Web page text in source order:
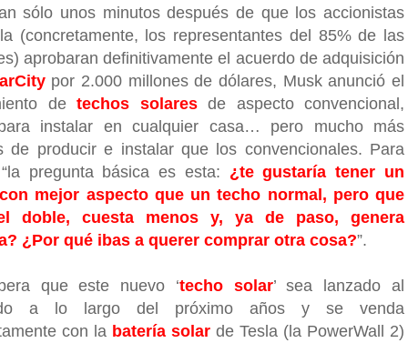
sólo unos minutos después de que los accionistas
(concretamente, los representantes del 85% de las
aprobaran definitivamente el acuerdo de adquisición
por 2.000 millones de dólares, Musk anunció el
de techos solaresde aspecto convencional,
instalar en cualquier casa… pero mucho más
de producir e instalar que los convencionales. Para
pregunta básica es esta: ¿te gustaría tener un
mejor aspecto que un techo normal, pero que
doble, cuesta menos y, ya de paso, genera
¿Por qué ibas a querer comprar otra cosa?”.
que este nuevo ‘techo solar’ sea lanzado al
a lo largo del próximo años y se venda
con la batería solar de Tesla (la PowerWall 2)